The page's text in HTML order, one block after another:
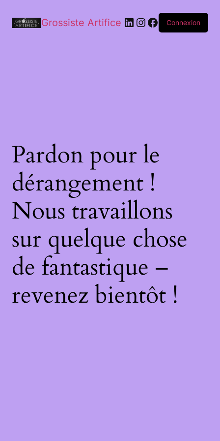
Grossiste Artifice Connexion
Pardon pour le
dérangement !
Nous travaillons
sur quelque chose
de fantastique –
revenez bientôt !